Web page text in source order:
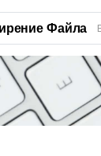
Файла